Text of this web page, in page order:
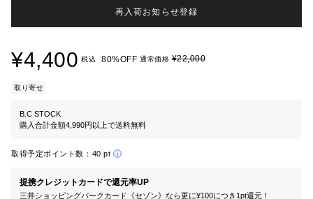
再入荷お知らせ登録
¥4,400 税込 80%OFF 通常価格¥22,000
取り寄せ
B.C STOCK
購入合計金額4,990円以上で送料無料
取得予定ポイント数： 40 pt
提携クレジットカードで還元率UP
三井ショッピングパークカード《セゾン》なら更に¥100につき1pt還元！